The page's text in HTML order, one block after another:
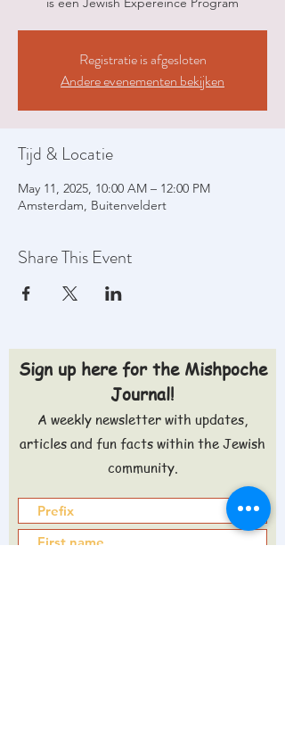
Registratie is afgesloten
Andere evenementen bekijken
Tijd & Locatie
May 11, 2025, 10:00 AM – 12:00 PM
Amsterdam, Buitenveldert
Share This Event
Sign up here for the Mishpoche
Journal!
A weekly newsletter with updates,
articles and fun facts within the Jewish
community.